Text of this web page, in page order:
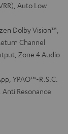
Auto Low
Dolby Vision™,
Channel
Zone 4 Audio
YPAO™-R.S.C.
Resonance